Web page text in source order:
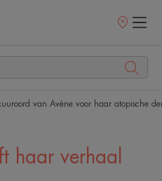
van Avène voor haar atopische
haar verhaal